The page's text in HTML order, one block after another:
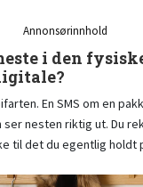
Annonsørinnhold
i den
En SMS om en
ser nesten riktig ut. Du
til det du egentlig holdt